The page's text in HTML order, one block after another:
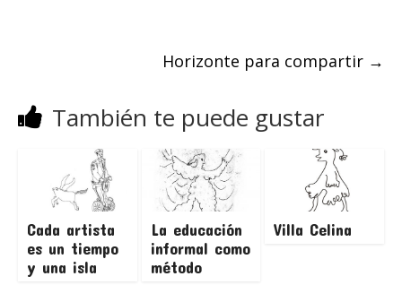
Horizonte para compartir →
También te puede gustar
Cada artista
es un tiempo
y una isla
La educación
informal como
método
Villa Celina